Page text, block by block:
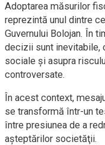
Adoptarea măsurilor
reprezintă unul dintre
Guvernului Bolojan. În
decizii sunt inevitabile,
sociale şi asupra
controversate.
În acest context,
se transformă într-un
între presiunea de a
aşteptărilor societăţii.